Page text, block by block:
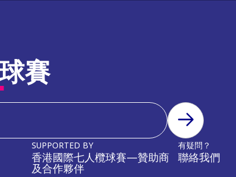
賽
訂閱
SUPPORTED BY
香港國際七人欖球賽—贊助商
及合作夥伴
有疑問？
聯絡我們